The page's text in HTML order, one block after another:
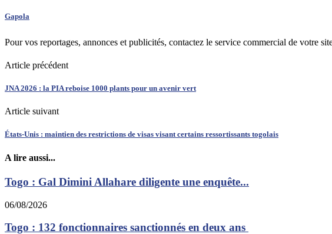
Gapola
Pour vos reportages, annonces et publicités, contactez le service commercial de
Article précédent
JNA 2026 : la PIA reboise 1000 plants pour un avenir vert
Article suivant
États-Unis : maintien des restrictions de visas visant certains ressortissants togolais
A lire aussi...
Togo : Gal Dimini Allahare diligente une enquête...
06/08/2026
Togo : 132 fonctionnaires sanctionnés en deux ans